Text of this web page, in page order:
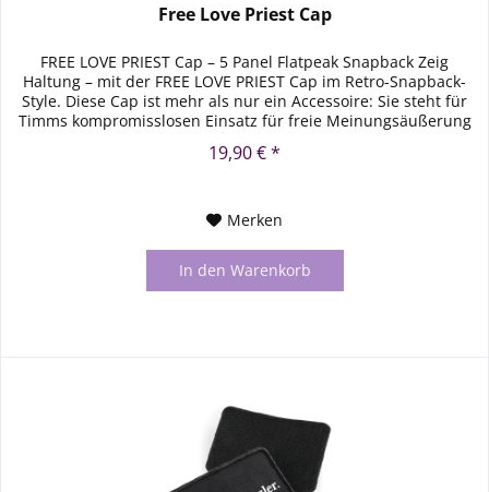
Free Love Priest Cap
FREE LOVE PRIEST Cap – 5 Panel Flatpeak Snapback Zeig
Haltung – mit der FREE LOVE PRIEST Cap im Retro-Snapback-
Style. Diese Cap ist mehr als nur ein Accessoire: Sie steht für
Timms kompromisslosen Einsatz für freie Meinungsäußerung
19,90 € *
Merken
In den Warenkorb